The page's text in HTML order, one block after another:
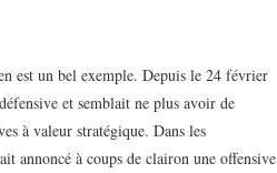
est un bel exemple. Depuis le 24 février
et semblait ne plus avoir de
à valeur stratégique. Dans les
annoncé à coups de clairon une offensive